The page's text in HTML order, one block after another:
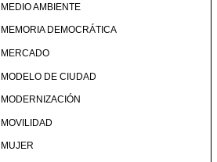
MEDIO AMBIENTE
MEMORIA DEMOCRÁTICA
MERCADO
MODELO DE CIUDAD
MODERNIZACIÓN
MOVILIDAD
MUJER